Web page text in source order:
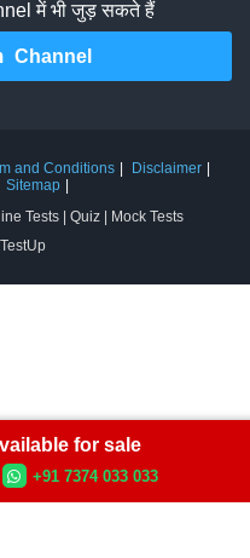
for sale
+91 7374 033 033
में भी जुड़ सकते हैं
Channel
and Conditions
Disclaimer
Sitemap
Tests | Quiz | Mock Tests
TestUp